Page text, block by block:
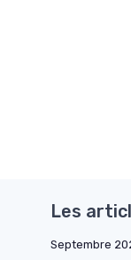
Les
Septembre